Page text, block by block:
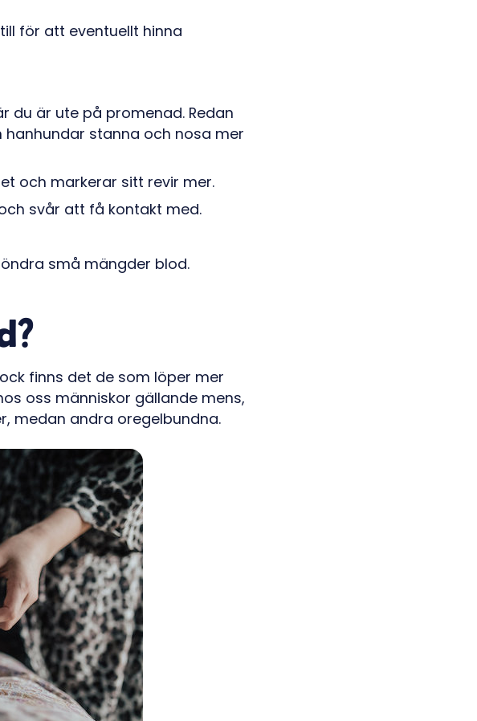
för att eventuellt hinna
du är ute på promenad. Redan
stanna och nosa mer
och markerar sitt revir mer.
svår att få kontakt med.
små mängder blod.
finns det de som löper mer
oss människor gällande mens,
medan andra oregelbundna.